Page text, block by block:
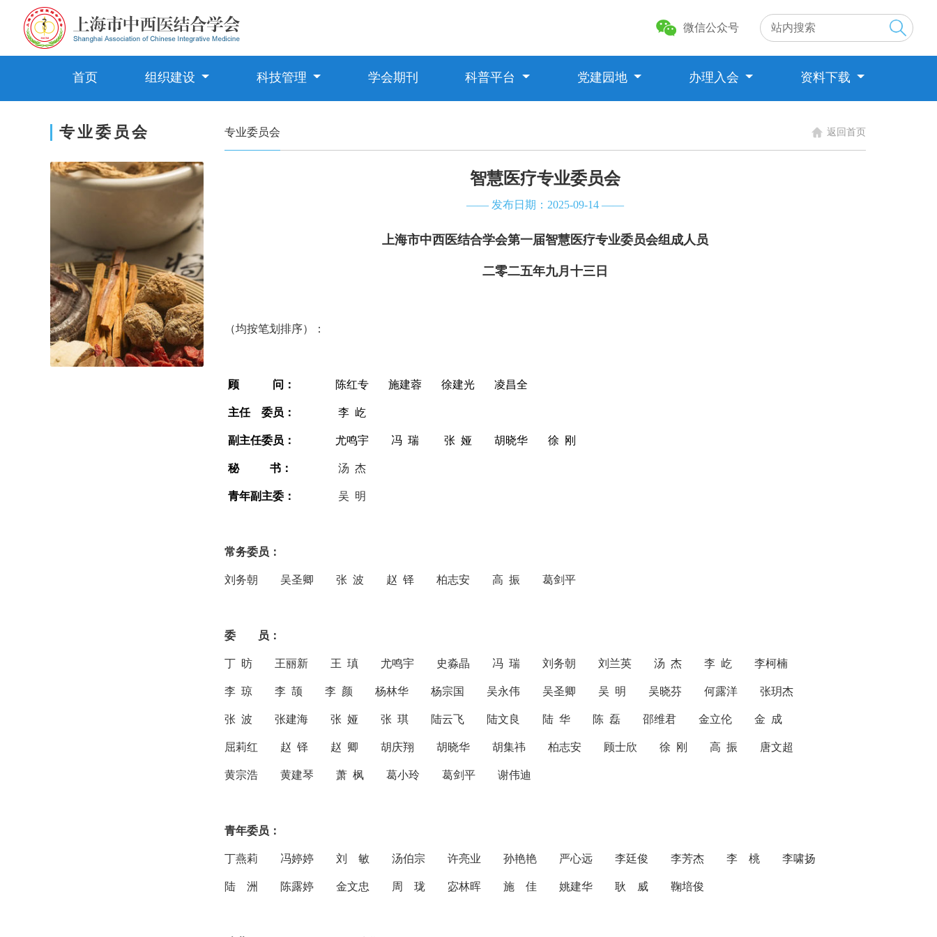
微信公众号
首页 组织建设 科技管理 学会期刊 科普平台 党建园地 办理入会 资料下载
专业委员会 专业委员会 返回首页
智慧医疗专业委员会
—— 发布日期：2025-09-14 ——
上海市中西医结合学会第一届智慧医疗专业委员会组成人员
二零二五年九月十三日
（均按笔划排序）：
顾 问： 陈红专 施建蓉 徐建光 凌昌全
主任 委员： 李 屹
副主任委员： 尤鸣宇 冯 瑞 张 娅 胡晓华 徐 刚
秘 书： 汤 杰
青年副主委： 吴 明
常务委员：
刘务朝 吴圣卿 张 波 赵 铎 柏志安 高 振 葛剑平
委 员：
丁 昉 王丽新 王 瑱 尤鸣宇 史淼晶 冯 瑞 刘务朝 刘兰英 汤 杰 李 屹 李柯楠
李 琼 李 颉 李 颜 杨林华 杨宗国 吴永伟 吴圣卿 吴 明 吴晓芬 何露洋 张玥杰
张 波 张建海 张 娅 张 琪 陆云飞 陆文良 陆 华 陈 磊 邵维君 金立伦 金 成
屈莉红 赵 铎 赵 卿 胡庆翔 胡晓华 胡集祎 柏志安 顾士欣 徐 刚 高 振 唐文超
黄宗浩 黄建琴 萧 枫 葛小玲 葛剑平 谢伟迪
青年委员：
丁燕莉 冯婷婷 刘 敏 汤伯宗 许亮业 孙艳艳 严心远 李廷俊 李芳杰 李 桃 李啸扬
陆 洲 陈露婷 金文忠 周 珑 宓林晖 施 佳 姚建华 耿 威 鞠培俊